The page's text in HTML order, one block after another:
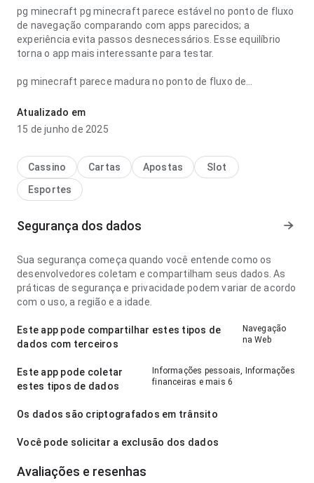
pg minecraft pg minecraft parece estável no ponto de fluxo
de navegação comparando com apps parecidos; a
experiência evita passos desnecessários. Esse equilíbrio
torna o app mais interessante para testar.
pg minecraft parece madura no ponto de fluxo de
próximo passo. A página deixa uma impressão limpa e
segura.
Atualizado em
15 de junho de 2025
Cassino Cartas Apostas
Slot
Esportes
Segurança dos dados
Sua segurança começa quando você entende como os
desenvolvedores coletam e compartilham seus dados. As
práticas de segurança e privacidade podem variar de acordo
com o uso, a região e a idade.
Este app pode compartilhar estes tipos de
dados com terceiros
Navegação
na Web
Este app pode coletar
estes tipos de dados
Informações pessoais, Informações
financeiras e mais 6
Os dados são criptografados em trânsito
Você pode solicitar a exclusão dos dados
Avaliações e resenhas